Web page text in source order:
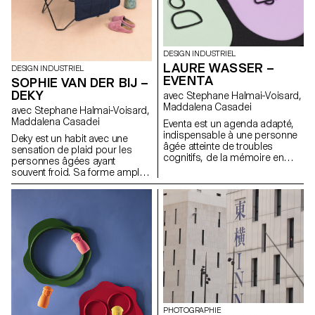
dans une économie circulaire.
DESIGN INDUSTRIEL
SOPHIE VAN DER BIJ –
DEKY
avec Stephane Halmai-Voisard,
Maddalena Casadei
Deky est un habit avec une
sensation de plaid pour les
personnes âgées ayant
souvent froid. Sa forme ample
et enveloppante permet aux
effort à l’aide de velcro et de
codes couleurs. Il est
également idéal pour les
ainé·e·s ne pouvant que
faiblement bouger : les aides-
soignant·e·s peuvent défaire
les boutons arrière pour
habiller la personne facilement.
L’arrière plus court que l’avant,
DESIGN INDUSTRIEL
LAURE WASSER –
EVENTA
avec Stephane Halmai-Voisard,
Maddalena Casadei
Eventa est un agenda adapté,
indispensable à une personne
âgée atteinte de troubles
cognitifs, de la mémoire en
maison en toute sérénité. Sur la
tablette de son choix, la
personne âgée utilise une
application digitale qui lui
permet de contacter ses
proches par SMS ou appels, et
lui offre un agenda avec
rappels sonores de ses
événements quotidiens. Le
clavier simplifié et adapté aux
troubles de mémoire est
PHOTOGRAPHIE